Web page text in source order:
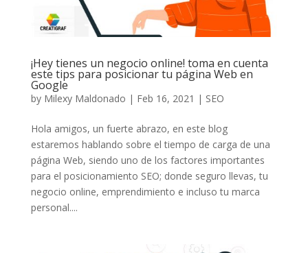
¡Hey tienes un negocio online! toma en cuenta
este tips para posicionar tu página Web en
Google
by Milexy Maldonado | Feb 16, 2021 | SEO
Hola amigos, un fuerte abrazo, en este blog
estaremos hablando sobre el tiempo de carga de una
página Web, siendo uno de los factores importantes
para el posicionamiento SEO; donde seguro llevas, tu
negocio online, emprendimiento e incluso tu marca
personal....